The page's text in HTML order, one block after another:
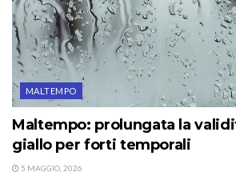
MALTEMPO
Maltempo: prolungata la
giallo per forti temporali
5 MAGGIO, 2026